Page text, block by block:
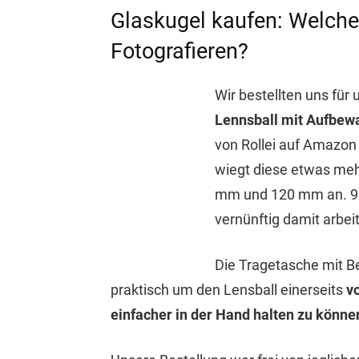
Glaskugel kaufen:
Fotografieren?
Wir bestellten uns für
Lennsball mit
von Rollei auf
wiegt diese etwas
mm und 120 mm an.
vernünftig damit
Die Tragetasche mit
praktisch um den Lensball einerseits
einfacher in der Hand halten zu